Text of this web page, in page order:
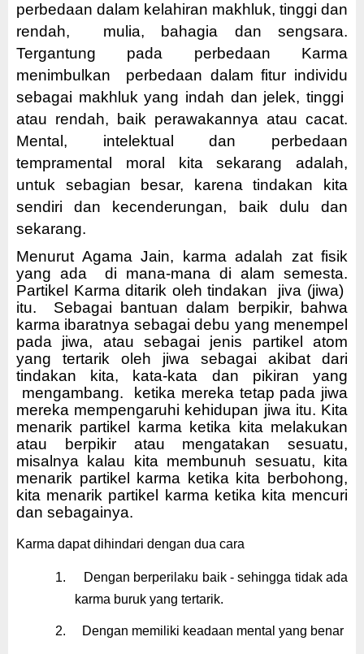
perbedaan dalam kelahiran makhluk, tinggi dan
rendah, mulia, bahagia dan sengsara.
Tergantung pada perbedaan Karma
menimbulkan
perbedaan dalam fitur individu
sebagai makhluk yang indah dan jelek, tinggi
atau rendah, baik perawakannya atau cacat.
Mental, intelektual dan perbedaan
tempramental moral kita sekarang adalah,
untuk sebagian besar, karena tindakan kita
sendiri dan kecenderungan, baik dulu dan
sekarang.
Menurut Agama Jain, karma adalah zat fisik
yang ada di mana-mana di alam semesta.
Partikel Karma ditarik oleh tindakan jiva (jiwa)
itu. Sebagai bantuan dalam berpikir, bahwa
karma ibaratnya sebagai debu yang menempel
pada jiwa, atau sebagai jenis partikel atom
yang tertarik oleh jiwa sebagai akibat dari
tindakan kita, kata-kata dan pikiran yang
mengambang. ketika mereka tetap pada jiwa
mereka mempengaruhi kehidupan jiwa itu. Kita
menarik partikel karma ketika kita melakukan
atau berpikir atau mengatakan sesuatu,
misalnya kalau kita membunuh sesuatu, kita
menarik partikel karma ketika kita berbohong,
kita menarik partikel karma ketika kita mencuri
dan sebagainya.
Karma dapat dihindari dengan dua cara
1.
Dengan berperilaku baik - sehingga tidak ada
karma buruk yang tertarik.
2. Dengan memiliki keadaan mental yang benar